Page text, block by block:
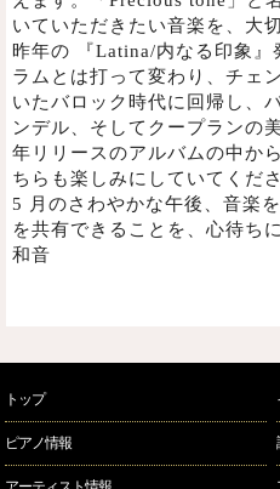
いていただきたい音楽を、大
昨年の 『Latina/内なる印象』
ラムとは打って変わり、チェ
いたバロック時代に回帰し、
ンデル、そしてクープランの
年リリースのアルバムの中から
ちらも楽しみにしていてくださ
5 月のさわやかな午後、音楽
を共有できることを、心待ち
和音
トップ
ピアノ情報